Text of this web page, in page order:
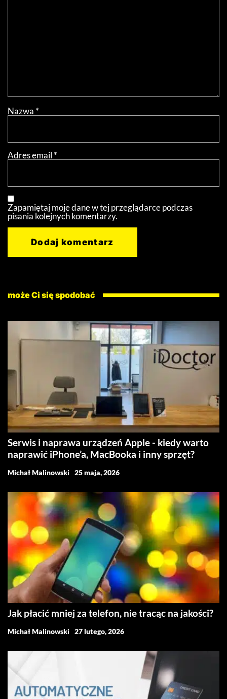
Nazwa *
Adres email *
Zapamiętaj moje dane w tej przeglądarce podczas
pisania kolejnych komentarzy.
może Ci się spodobać
Serwis i naprawa urządzeń Apple - kiedy warto
naprawić iPhone’a, MacBooka i inny sprzęt?
Michał Malinowski 25 maja, 2026
Jak płacić mniej za telefon, nie tracąc na jakości?
Michał Malinowski 27 lutego, 2026